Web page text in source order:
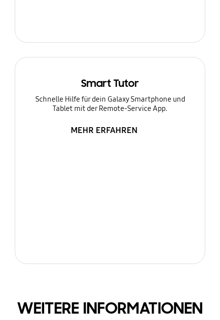
Smart Tutor
Schnelle Hilfe für dein Galaxy Smartphone und
Tablet mit der Remote-Service App.
MEHR ERFAHREN
WEITERE INFORMATIONEN